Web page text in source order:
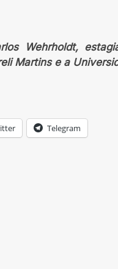
Wehrholdt,
Martins e a
Telegram